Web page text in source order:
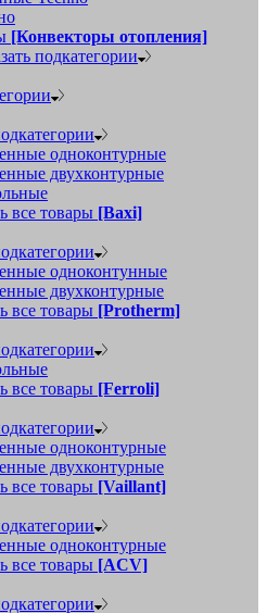
[Конвекторы отопления]
подкатегории
одноконтурные
двухконтурные
все товары [Baxi]
одноконтунные
двухконтурные
все товары [Protherm]
все товары [Ferroli]
одноконтурные
двухконтурные
все товары [Vaillant]
одноконтурные
все товары [ACV]